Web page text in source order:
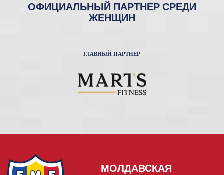
ОФИЦИАЛЬНЫЙ ПАРТНЕР СРЕДИ
ЖЕНЩИН
ГЛАВНЫЙ ПАРТНЕР
МОЛДАВСКАЯ